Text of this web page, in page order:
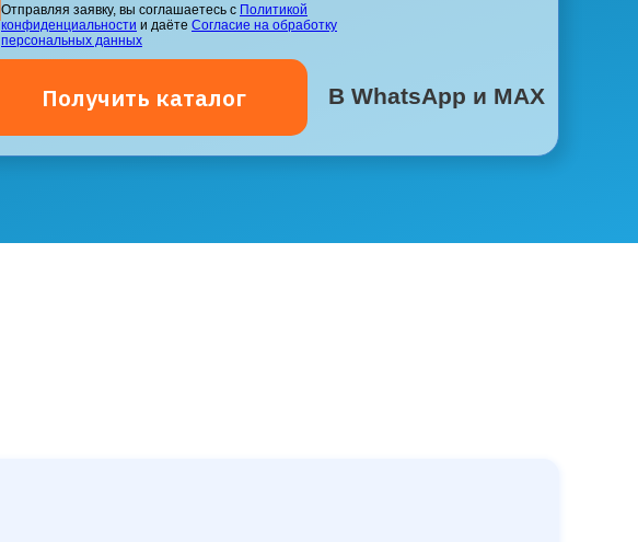
Отправляя заявку, вы соглашаетесь с Политикой
конфиденциальности и даёте Согласие на обработку
персональных данных
Получить каталог В WhatsApp и MAX